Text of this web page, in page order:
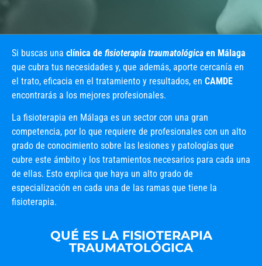
Si buscas una clínica de fisioterapia traumatológica en Málaga
que cubra tus necesidades y, que además, aporte cercanía en
el trato, eficacia en el tratamiento y resultados, en CAMDE
encontrarás a los mejores profesionales.
La fisioterapia en Málaga es un sector con una gran
competencia, por lo que requiere de profesionales con un alto
grado de conocimiento sobre las lesiones y patologías que
cubre este ámbito y los tratamientos necesarios para cada una
de ellas. Esto explica que haya un alto grado de
especialización en cada una de las ramas que tiene la
fisioterapia.
QUÉ ES LA FISIOTERAPIA
TRAUMATOLÓGICA